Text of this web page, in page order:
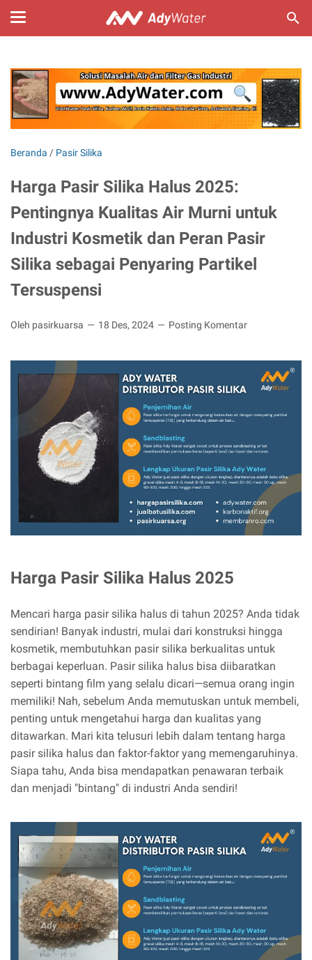
Beranda / Pasir Silika
Harga Pasir Silika Halus 2025:
Pentingnya Kualitas Air Murni untuk
Industri Kosmetik dan Peran Pasir
Silika sebagai Penyaring Partikel
Tersuspensi
Oleh pasirkuarsa 18 Des, 2024 Posting Komentar
Harga Pasir Silika Halus 2025
Mencari harga pasir silika halus di tahun 2025? Anda tidak
sendirian! Banyak industri, mulai dari konstruksi hingga
kosmetik, membutuhkan pasir silika berkualitas untuk
berbagai keperluan. Pasir silika halus bisa diibaratkan
seperti bintang film yang selalu dicari—semua orang ingin
memiliki! Nah, sebelum Anda memutuskan untuk membeli,
penting untuk mengetahui harga dan kualitas yang
ditawarkan. Mari kita telusuri lebih dalam tentang harga
pasir silika halus dan faktor-faktor yang memengaruhinya.
Siapa tahu, Anda bisa mendapatkan penawaran terbaik
dan menjadi "bintang" di industri Anda sendiri!